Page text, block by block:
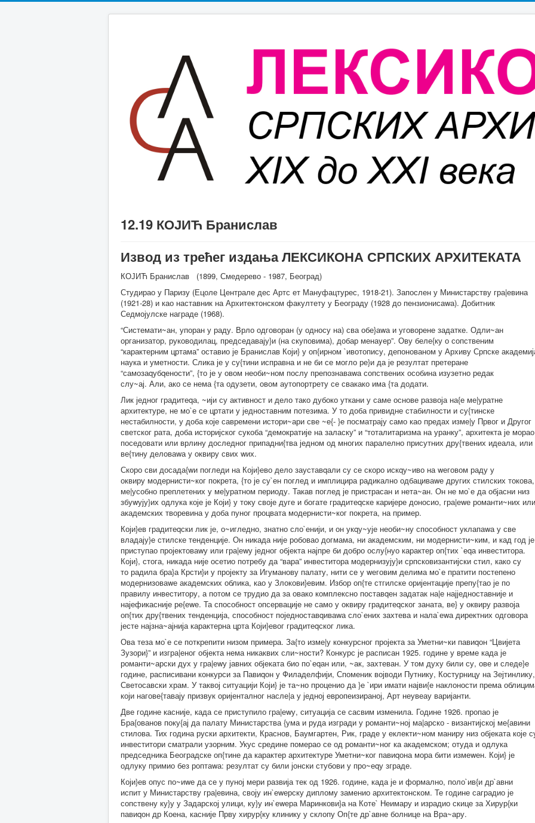
12.19 КОЈИЋ Бранислав
Извод из трећег издања ЛЕКСИКОНА СРПСКИХ АРХИТЕКАТА
КОЈИЋ Бранислав (1899, Смедерево - 1987, Београд)
Студирао у Паризу (Ецоле Централе дес Артс ет Мануфацтурес, 1918-21). Запослен у Министарству гра|евина
(1921-28) и као наставник на Архитектонском факултету у Београду (1928 до пензионисаwа). Добитник
Седмојулске награде (1968).
“Системати~ан, упоран у раду. Врло одговоран (у односу на) сва обе}аwа и уговорене задатке. Одли~ан
организатор, руководилац, председавају}и (на скуповима), добар менаyер”. Ову беле{ку о сопственим
“карактерним цртама” оставио је Бранислав Који} у оп{ирном `ивотопису, депонованом у Архиву Српске
наука и уметности. Слика је у су{тини исправна и не би се могло ре}и да је резултат претеране
“самозаqубqености”, {то је у овом необи~ном послу препознаваwа сопствених особина изузетно редак
слу~ај. Али, ако се нема {та одузети, овом аутопортрету се свакако има {та додати.
Лик једног градитеqа, ~ији су активност и дело тако дубоко уткани у саме основе развоја на{е ме|уратне
архитектуре, не мо`е се цртати у једноставним потезима. У то доба привидне стабилности и су{тинске
нестабилности, у доба које савремени истори~ари све ~е{- }е посматрају само као предах изме|у Првог и Другог
светског рата, доба историјског сукоба “демократије на заласку” и “тоталитаризма на уранку”, архитекта је морао
поседовати или врлину доследног припадни{тва једном од многих паралелно присутних дру{твених идеала, или
ве{тину деловаwа у оквиру свих wих.
Скоро сви досада{wи погледи на Који}ево дело зауставqали су се скоро искqу~иво на wеговом раду у
оквиру модернисти~ког покрета, {то је су`ен поглед и имплицира радикално одбациваwе других стилских токова,
ме|усобно преплетених у ме|уратном периоду. Такав поглед је пристрасан и нета~ан. Он не мо`е да објасни низ
збуwују}их одлука које је Који} у току своје дуге и богате градитеqске каријере доносио, гра|еwе романти~них или
академских творевина у доба пуног процвата модернисти~ког покрета, на пример.
Који}ев градитеqски лик је, о~игледно, знатно сло`енији, и он укqу~ује необи~ну способност уклапаwа у све
владају}е стилске тенденције. Он никада није робовао догмама, ни академским, ни модернисти~ким, и кад год је
приступао пројектоваwу или гра|еwу једног објекта најпре би добро ослу{нуо карактер оп{тих `еqа инвеститора.
Који}, стога, никада није осетио потребу да “вара” инвеститора модернизују}и српсковизантијски стил, како су
то радила бра}а Крсти}и у пројекту за Игуманову палату, нити се у wеговим делима мо`е пратити постепено
модернизоваwе академских облика, као у Злокови}евим. Избор оп{те стгилске оријентације препу{тао је по
правилу инвеститору, а потом се трудио да за овако комплексно поставqен задатак на|е најједноставније и
најефикасније ре{еwе. Та способност опсервације не само у оквиру градитеqског заната, ве} у оквиру развоја
оп{тих дру{твених тенденција, способност поједноставqиваwа сло`ених захтева и нала`еwа директних одговора
јесте најзна~ајнија карактерна црта Који}евог градитеqског лика.
Ова теза мо`е се поткрепити низом примера. За{то изме|у конкурсног пројекта за Уметни~ки павиqон “Цвијета
Зузори}” и изгра|еног објекта нема никаквих сли~ности? Конкурс је расписан 1925. године у време када је
романти~арски дух у гра|еwу јавних објеката био по`еqан или, ~ак, захтеван. У том духу били су, ове и следе}е
године, расписивани конкурси за Павиqон у Филаделфији, Споменик војводи Путнику, Костурницу на Зејтинлику,
Светосавски храм. У таквој ситуацији Који} је та~но проценио да }е `ири имати најви{е наклоности према
који нагове{тавају призвук оријенталног насле|а у једној европеизираној, Арт неувеау варијанти.
Две године касније, када се приступило гра|еwу, ситуација се сасвим изменила. Године 1926. пропао је
Бра{ованов поку{ај да палату Министарства {ума и руда изгради у романти~ној ма|арско - византијској ме{авини
стилова. Тих година руски архитекти, Краснов, Баумгартен, Рик, граде у еклекти~ном маниру низ објеката које
инвеститори сматрали узорним. Укус средине померао се од романти~ног ка академском; отуда и одлука
председника Београдске оп{тине да карактер архитектуре Уметни~ког павиqона мора бити измеwен. Који} је
одлуку примио без роптаwа: резултат су били јонски стубови у про~еqу зграде.
Који}ев опус по~иwе да се у пуној мери развија тек од 1926. године, када је и формално, поло`ив{и др`авни
испит у Министарству гра|евина, своју ин`еwерску диплому заменио архитектонском. Те године саградио је
сопствену ку}у у Задарској улици, ку}у ин`еwера Маринкови}а на Коте` Неимару и израдио скице за Хирур{ки
павиqон др Коена, касније Прву хирур{ку клинику у склопу Оп{те др`авне болнице на Вра~ару.